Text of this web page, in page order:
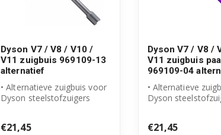
Dyson V7 / V8 / V10 /
V11 zuigbuis 969109-13
alternatief
• Alternatieve zuigbuis voor
Dyson steelstofzuigers
€21,45
Dyson V7 / V8 /
V11 zuigbuis
969109-04
• Alternatieve
Dyson
€21,45